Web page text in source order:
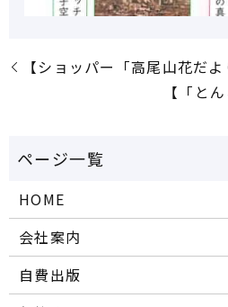
【ショッパー「高尾山花だ
【「と
HOME
会社案内
自費出版